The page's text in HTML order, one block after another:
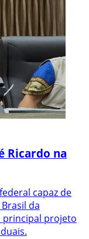
Ricardo na
capaz de
da
principal projeto